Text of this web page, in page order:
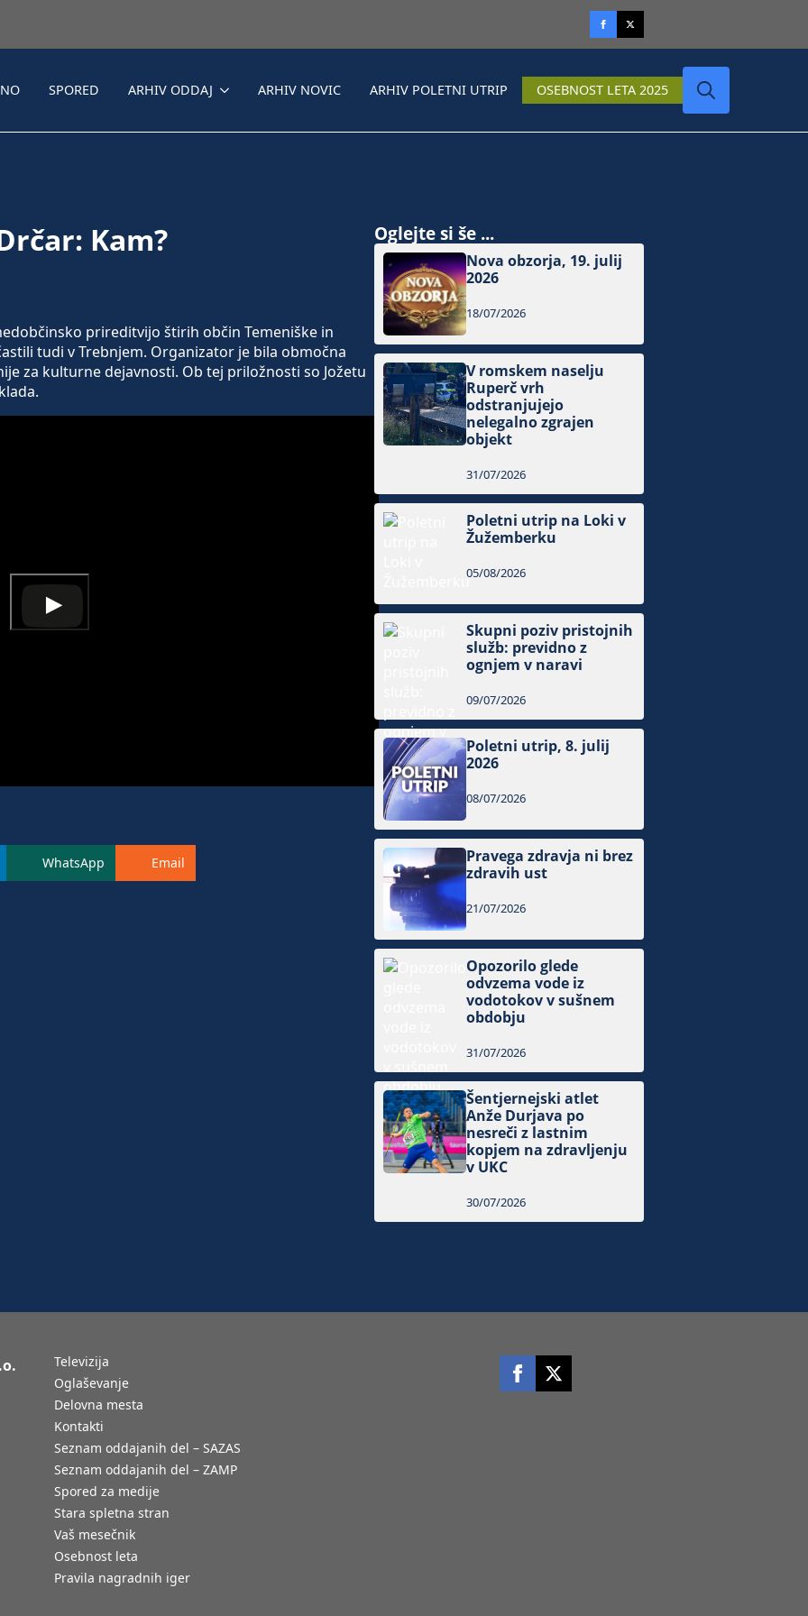
SPORED ARHIV ODDAJ ARHIV NOVIC ARHIV POLETNI UTRIP OSEBNOST LETA 2025
Kam?
prireditvijo štirih občin Temeniške in
tudi v Trebnjem. Organizator je bila območna
za kulturne dejavnosti. Ob tej priložnosti so Jožetu
WhatsApp Email
Oglejte si še ...
Nova obzorja, 19. julij
2026
18/07/2026
V romskem naselju
Ruperč vrh
odstranjujejo
nelegalno zgrajen
objekt
31/07/2026
Poletni utrip na Loki v
Žužemberku
05/08/2026
Skupni poziv pristojnih
služb: previdno z
ognjem v naravi
09/07/2026
Poletni utrip, 8. julij
2026
08/07/2026
Pravega zdravja ni brez
zdravih ust
21/07/2026
Opozorilo glede
odvzema vode iz
vodotokov v sušnem
obdobju
31/07/2026
Šentjernejski atlet
Anže Durjava po
nesreči z lastnim
kopjem na zdravljenju
v UKC
30/07/2026
Televizija
Oglaševanje
Delovna mesta
Kontakti
Seznam oddajanih del – SAZAS
Seznam oddajanih del – ZAMP
Spored za medije
Stara spletna stran
Vaš mesečnik
Osebnost leta
Pravila nagradnih iger